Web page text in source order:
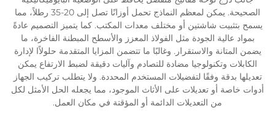
الصحيحة. يمكن لمعظم النماذج تحمل أوزانًا تصل إلى 20-35 رطلاً، مما
يسمح بتثبيت شاشتين أو مختلف معدات المكتب. كما يتميز التصميم عادةً
بمواد عالية الجودة مثل الفولاذ المعزز والأسطح المبطنة الفاخرة، ما
يضمن المتانة والاستقرار. وغالبًا ما تتضمن المزايا المتقدمة حلولاًا لإدارة
الكابلات وتكنولوجيا مضادة للتصادم وآليات دقيقة لضبط الارتفاع يمكن
تعديلها بدقة وفقًا لتفضيلات المستخدم المحددة. ولا يتطلب تركيب الجهاز
أدوات خاصة أو تعديلات على الأثاث الموجود، مما يجعله الحل الأمثل لكل
من التعديلات الدائمة أو المؤقتة في مكان العمل.